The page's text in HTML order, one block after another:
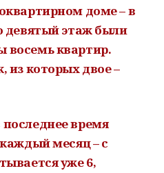
доме–в
девятый этаж были
восемь квартир.
,из которых двое–
время
каждый месяц–с
уже6,